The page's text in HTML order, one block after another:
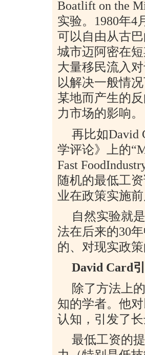
Boatlift on the
实验。 1980年4
可以自由从古
城市迈阿密在
大量移民流入
以解决一般情
某地而产生的
力市场的影响。
再比如David
学评论》上的
Fast
随机的最低工
业在政策实施
自然实验就
法在后来的30
的、对现实政
David Card
除了方法上
知的学者。他
认知，引发了
最低工资的